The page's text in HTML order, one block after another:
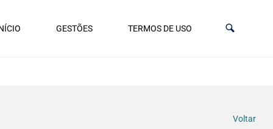
GESTÕES TERMOS DE USO
Voltar